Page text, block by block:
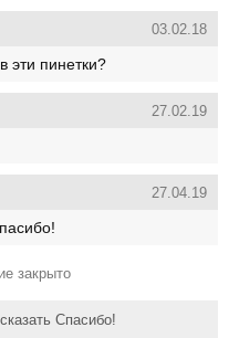
03.02.18
эти пинетки?
27.02.19
27.04.19
закрыто
Спасибо!